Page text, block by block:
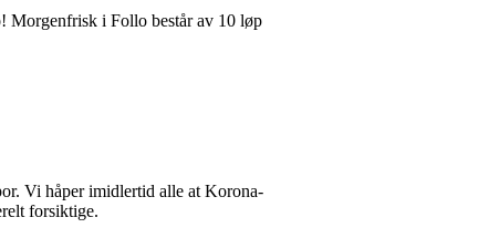
Morgenfrisk i Follo består av 10 løp
Vi håper imidlertid alle at Korona-
forsiktige.